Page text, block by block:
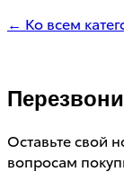
← Ко всем
Оставьте свой
вопросам